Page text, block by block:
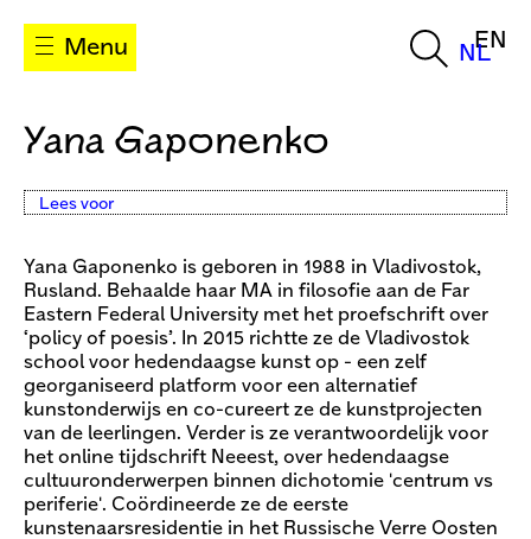
Menu NL
EN
Yana Gaponenko
Lees voor
Yana Gaponenko is geboren in 1988 in Vladivostok,
Rusland. Behaalde haar MA in filosofie aan de Far
Eastern Federal University met het proefschrift over
‘policy of poesis’. In 2015 richtte ze de Vladivostok
school voor hedendaagse kunst op - een zelf
georganiseerd platform voor een alternatief
kunstonderwijs en co-cureert ze de kunstprojecten
van de leerlingen. Verder is ze verantwoordelijk voor
het online tijdschrift Neeest, over hedendaagse
cultuuronderwerpen binnen dichotomie 'centrum vs
periferie'. Coördineerde ze de eerste
kunstenaarsresidentie in het Russische Verre Oosten